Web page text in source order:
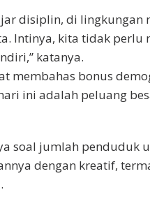
disiplin, di lingkungan
Intinya, kita tidak
katanya.
membahas bonus
ini adalah peluang
soal jumlah penduduk
dengan kreatif,